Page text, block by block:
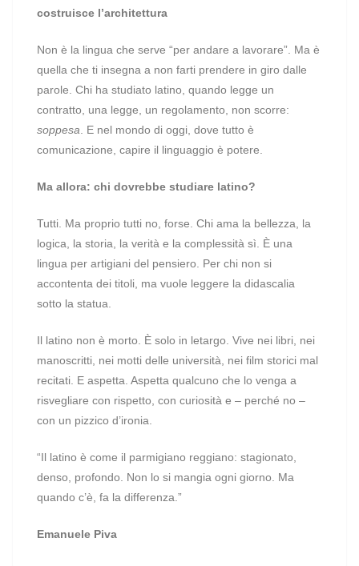
costruisce l’architettura
Non è la lingua che serve “per andare a lavorare”. Ma è
quella che ti insegna a non farti prendere in giro dalle
parole. Chi ha studiato latino, quando legge un
contratto, una legge, un regolamento, non scorre:
soppesa . E nel mondo di oggi, dove tutto è
comunicazione, capire il linguaggio è potere.
Ma allora: chi dovrebbe studiare latino?
Tutti. Ma proprio tutti no, forse. Chi ama la bellezza, la
logica, la storia, la verità e la complessità sì. È una
lingua per artigiani del pensiero. Per chi non si
accontenta dei titoli, ma vuole leggere la didascalia
sotto la statua.
Il latino non è morto. È solo in letargo. Vive nei libri, nei
manoscritti, nei motti delle università, nei film storici mal
recitati. E aspetta. Aspetta qualcuno che lo venga a
risvegliare con rispetto, con curiosità e – perché no –
con un pizzico d’ironia.
“Il latino è come il parmigiano reggiano: stagionato,
denso, profondo. Non lo si mangia ogni giorno. Ma
quando c’è, fa la differenza.”
Emanuele Piva